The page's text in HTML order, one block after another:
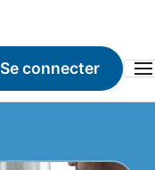
Se connecter